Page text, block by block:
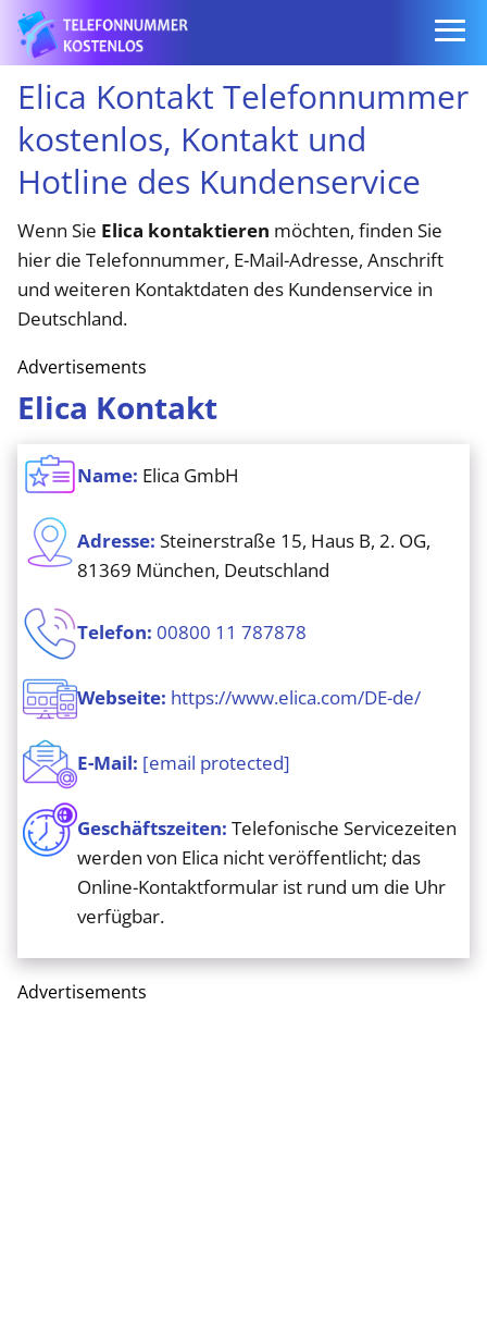
Elica Kontakt Telefonnummer
kostenlos, Kontakt und
Hotline des Kundenservice
Wenn Sie Elica kontaktieren möchten, finden Sie
hier die Telefonnummer, E-Mail-Adresse, Anschrift
und weiteren Kontaktdaten des Kundenservice in
Deutschland.
Advertisements
Elica Kontakt
Name: Elica GmbH
Adresse: Steinerstraße 15, Haus B, 2. OG,
81369 München, Deutschland
Telefon: 00800 11 787878
Webseite: https://www.elica.com/DE-de/
E-Mail: [email protected]
Geschäftszeiten: Telefonische Servicezeiten
werden von Elica nicht veröffentlicht; das
Online-Kontaktformular ist rund um die Uhr
verfügbar.
Advertisements